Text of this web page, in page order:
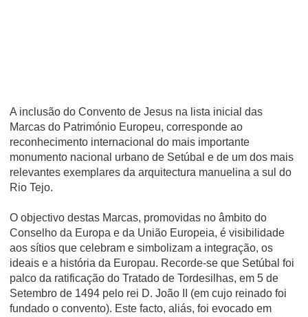
A inclusão do Convento de Jesus na lista inicial das
Marcas do Património Europeu, corresponde ao
reconhecimento internacional do mais importante
monumento nacional urbano de Setúbal e de um dos mais
relevantes exemplares da arquitectura manuelina a sul do
Rio Tejo.
O objectivo destas Marcas, promovidas no âmbito do
Conselho da Europa e da União Europeia, é visibilidade
aos sí­tios que celebram e simbolizam a integração, os
ideais e a história da Europau. Recorde-se que Setúbal foi
palco da ratificação do Tratado de Tordesilhas, em 5 de
Setembro de 1494 pelo rei D. João II (em cujo reinado foi
fundado o convento). Este facto, aliás, foi evocado em